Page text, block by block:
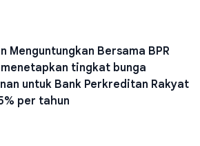
Menguntungkan Bersama BPR
menetapkan tingkat bunga
untuk Bank Perkreditan Rakyat
per tahun